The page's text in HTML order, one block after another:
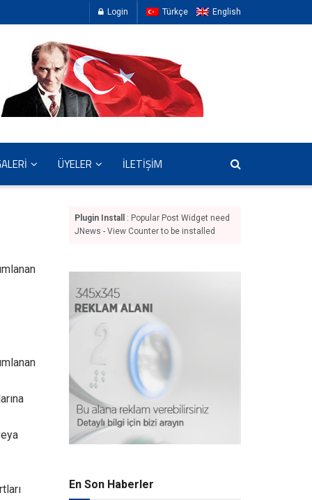
Login Türkçe English
ÜYELER İLETİŞİM
Plugin Install
: Popular Post Widget need
JNews - View Counter to be installed
En Son Haberler